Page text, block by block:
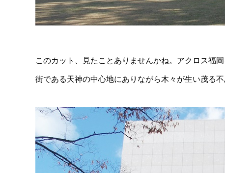
このカット、見たことありませんかね。アクロス福
街である天神の中心地にありながら木々が生い茂る不